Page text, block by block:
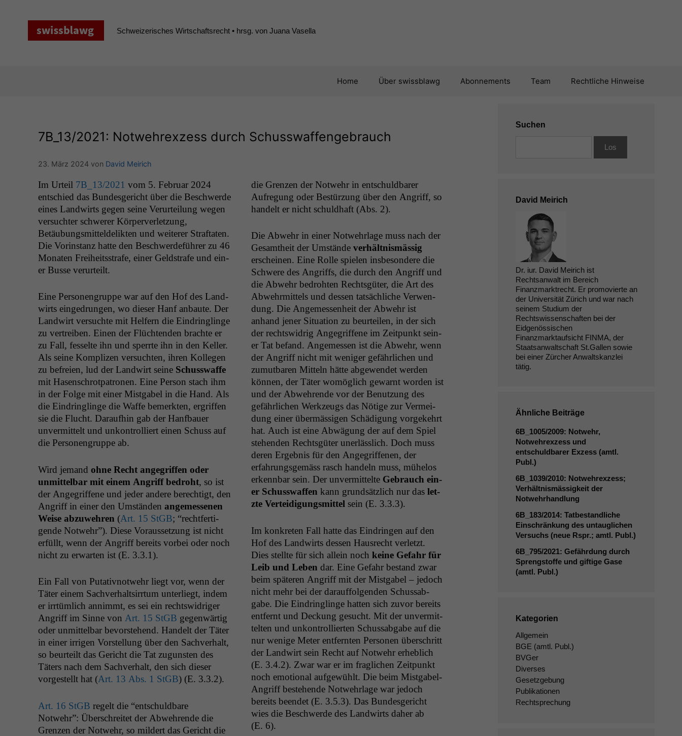
Schweizerisches Wirtschaftsrecht • hrsg. von Juana Vasella
Home Über swissblawg Abonnements Team Rechtliche Hinweise
7B_13/2021: Notwehrexzess durch Schusswaffengebrauch
23. März 2024 von David Meirich
Im Urteil 7B_13/2021 vom 5. Feb­ru­ar 2024
entsch­ied das Bun­des­gericht über die Beschw­erde
eines Land­wirts gegen seine Verurteilung wegen
ver­suchter schw­er­er Körperverletzung,
Betäubungsmit­telde­lik­ten und weit­er­er Straftat­en.
Die Vorin­stanz hat­te den Beschw­erde­führer zu 46
Monat­en Frei­heitsstrafe, ein­er Geld­strafe und ein­
er Busse verurteilt.
Eine Per­so­n­en­gruppe war auf den Hof des Land­
wirts einge­drun­gen, wo dieser Hanf anbaute. Der
Land­wirt ver­suchte mit Helfern die Ein­drin­glinge
zu vertreiben. Einen der Flüch­t­en­den brachte er
zu Fall, fes­selte ihn und sper­rte ihn in den Keller.
Als seine Kom­plizen ver­sucht­en, ihren Kol­le­gen
zu befreien, lud der Land­wirt seine Schuss­waffe
mit Hasen­schrot­pa­tro­nen. Eine Per­son stach ihm
in der Folge mit ein­er Mist­ga­bel in die Hand. Als
die Ein­drin­glinge die Waffe bemerk­ten, ergrif­f­en
sie die Flucht. Daraufhin gab der Hanf­bauer
unver­mit­telt und unkon­trol­liert einen Schuss auf
die Per­so­n­en­gruppe ab.
Wird jemand ohne Recht ange­grif­f­en oder
unmit­tel­bar mit einem Angriff bedro­ht, so ist
der Ange­grif­f­ene und jed­er andere berechtigt, den
Angriff in ein­er den Umstän­den angemesse­nen
Weise abzuwehren (Art. 15 StGB; “recht­fer­ti­
gende Notwehr”). Diese Voraus­set­zung ist nicht
erfüllt, wenn der Angriff bere­its vor­bei oder noch
nicht zu erwarten ist (E. 3.3.1).
Ein Fall von Puta­tivnotwehr liegt vor, wenn der
Täter einem Sachver­halt­sir­rtum unter­liegt, indem
er irrtüm­lich annimmt, es sei ein rechtswidriger
Angriff im Sinne von Art. 15 StGB gegen­wär­tig
oder unmit­tel­bar bevorste­hend. Han­delt der Täter
in ein­er irri­gen Vorstel­lung über den Sachver­halt,
so beurteilt das Gericht die Tat zugun­sten des
Täters nach dem Sachver­halt, den sich dieser
vorgestellt hat (Art. 13 Abs. 1 StGB) (E. 3.3.2).
Art. 16 StGB regelt die “entschuld­bare
Notwehr”: Über­schre­it­et der Abwehrende die
Gren­zen der Notwehr, so mildert das Gericht die
die Gren­zen der Notwehr in entschuld­bar­er
Aufre­gung oder Bestürzung über den Angriff, so
han­delt er nicht schuld­haft (Abs. 2).
Die Abwehr in ein­er Notwehrlage muss nach der
Gesamtheit der Umstände ver­hält­nis­mäs­sig
erscheinen. Eine Rolle spie­len ins­beson­dere die
Schwere des Angriffs, die durch den Angriff und
die Abwehr bedro­ht­en Rechts­güter, die Art des
Abwehrmit­tels und dessen tat­säch­liche Ver­wen­
dung. Die Angemessen­heit der Abwehr ist
anhand jen­er Sit­u­a­tion zu beurteilen, in der sich
der rechtswidrig Ange­grif­f­ene im Zeit­punkt sein­
er Tat befand. Angemessen ist die Abwehr, wenn
der Angriff nicht mit weniger gefährlichen und
zumut­baren Mit­teln hätte abgewen­det wer­den
kön­nen, der Täter wom­öglich gewarnt wor­den ist
und der Abwehrende vor der Benutzung des
gefährlichen Werkzeugs das Nötige zur Ver­mei­
dung ein­er über­mäs­si­gen Schädi­gung vorgekehrt
hat. Auch ist eine Abwä­gung der auf dem Spiel
ste­hen­den Rechts­güter uner­lässlich. Doch muss
deren Ergeb­nis für den Ange­grif­f­e­nen, der
erfahrungs­gemäss rasch han­deln muss, müh­e­los
erkennbar sein. Der unver­mit­telte Gebrauch ein­
er Schuss­waf­fen kann grund­sät­zlich nur das let­
zte Vertei­di­gungsmit­tel sein (E. 3.3.3).
Im konkreten Fall hat­te das Ein­drin­gen auf den
Hof des Land­wirts dessen Haus­recht ver­let­zt.
Dies stellte für sich allein noch keine Gefahr für
Leib und Leben dar. Eine Gefahr bestand zwar
beim späteren Angriff mit der Mist­ga­bel – jedoch
nicht mehr bei der darauf­fol­gen­den Schuss­ab­
gabe. Die Ein­drin­glinge hat­ten sich zuvor bere­its
ent­fer­nt und Deck­ung gesucht. Mit der unver­mit­
tel­ten und unkon­trol­lierten Schuss­ab­gabe auf die
nur wenige Meter ent­fer­n­ten Per­so­n­en über­schritt
der Land­wirt sein Recht auf Notwehr erhe­blich
(E. 3.4.2). Zwar war er im fraglichen Zeit­punkt
noch emo­tion­al aufgewühlt. Die beim Mist­ga­bel-
Angriff beste­hende Notwehrlage war jedoch
bere­its been­det (E. 3.5.3). Das Bun­des­gericht
wies die Beschw­erde des Land­wirts daher ab
(E. 6).
Suchen
David Meirich
Dr. iur. David Meirich ist
Rechtsanwalt im Bereich
Finanzmarktrecht. Er promovierte an
der Universität Zürich und war nach
seinem Studium der
Rechtswissenschaften bei der
Eidgenössischen
Finanzmarktaufsicht FINMA, der
Staatsanwaltschaft St.Gallen sowie
bei einer Zürcher Anwaltskanzlei
tätig.
Ähnliche Beiträge
6B_1005/2009: Notwehr,
Notwehrexzess und
entschuldbarer Exzess (amtl.
Publ.)
6B_1039/2010: Notwehrexzess;
Verhältnismässigkeit der
Notwehrhandlung
6B_183/2014: Tatbestandliche
Einschränkung des untauglichen
Versuchs (neue Rspr.; amtl. Publ.)
6B_795/2021: Gefährdung durch
Sprengstoffe und giftige Gase
(amtl. Publ.)
Kategorien
Allgemein
BGE (amtl. Publ.)
BVGer
Diverses
Gesetzgebung
Publikationen
Rechtsprechung